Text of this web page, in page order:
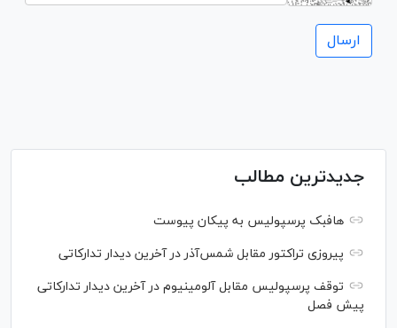
جدیدترین مطالب
هافبک پرسپولیس به پیکان پیوست
پیروزی تراکتور مقابل شمس‌آذر در آخرین دیدار تدارکاتی
توقف پرسپولیس مقابل آلومینیوم در آخرین دیدار تدارکاتی
پیش فصل